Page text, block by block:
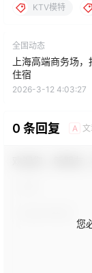
KTV模特
全国动态
上海高端商务场
住宿
2026-3-12 4:03:27
0 条回复 A
您